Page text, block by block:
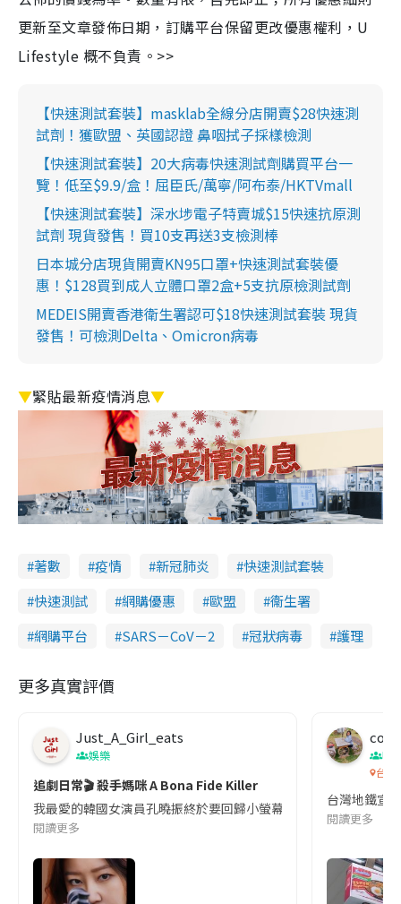
更新至文章發佈日期，訂購平台保留更改優惠權利，U
Lifestyle 概不負責。>>
【快速測試套裝】masklab全線分店開賣$28快速測
試劑！獲歐盟、英國認證 鼻咽拭子採樣檢測
【快速測試套裝】20大病毒快速測試劑購買平台一
覽！低至$9.9/盒！屈臣氏/萬寧/阿布泰/HKTVmall
【快速測試套裝】深水埗電子特賣城$15快速抗原測
試劑 現貨發售！買10支再送3支檢測棒
日本城分店現貨開賣KN95口罩+快速測試套裝優
惠！$128買到成人立體口罩2盒+5支抗原檢測試劑
MEDEIS開賣香港衛生署認可$18快速測試套裝 現貨
發售！可檢測Delta、Omicron病毒
▼緊貼最新疫情消息▼
著數 疫情 新冠肺炎
快速測試套裝
快速測試
網購優惠 歐盟
衞生署
網購平台
SARS－CoV－2 冠狀病毒 護理
更多真實評價
Just_A_Girl_eats
娛樂
追劇日常🎬 殺手媽咪 A Bona Fide Killer
我最愛的韓國女演員孔曉振終於要回歸小螢幕啦!這次的劇本改編
閱讀更多
co
吹
台灣
台灣地鐵宣
閱讀更多